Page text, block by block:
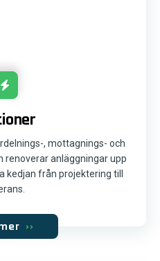
, mottagnings- och
anläggningar upp
kedjan från projektering till
››